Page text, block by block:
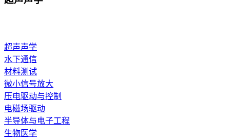
超声声学
水下通信
材料测试
微小信号放大
压电驱动与控制
电磁场驱动
半导体与电子工程
生物医学